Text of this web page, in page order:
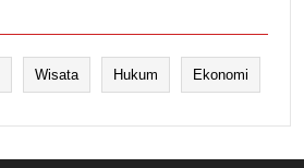
Wisata Hukum Ekonomi